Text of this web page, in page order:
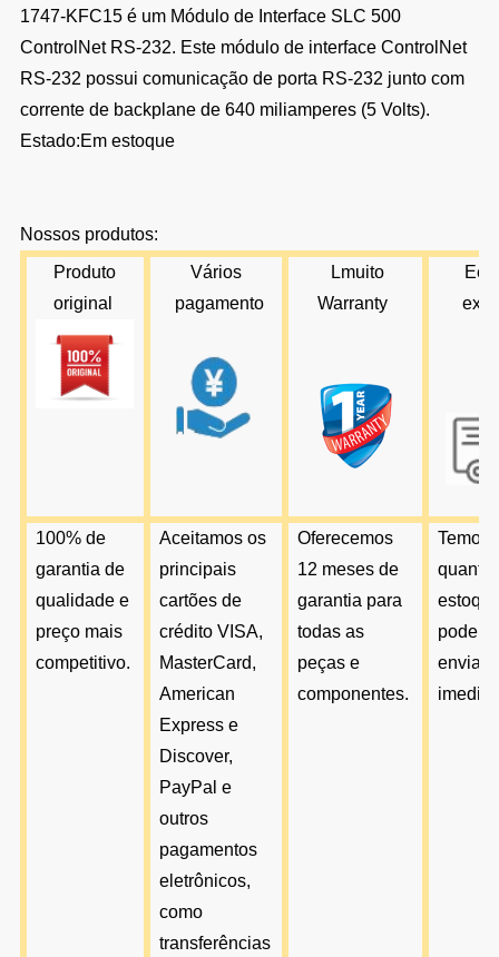
1747-KFC15 é um Módulo de Interface SLC 500
ControlNet RS-232. Este módulo de interface ControlNet
RS-232 possui comunicação de porta RS-232 junto com
corrente de backplane de 640 miliamperes (5 Volts).
Estado:Em estoque
Nossos produtos:
Produto
original
Vários
pagamento
Lmuito
Warranty
E
100% de
garantia de
qualidade e
preço mais
competitivo.
Aceitamos os
principais
cartões de
crédito VISA,
MasterCard,
American
Express e
Discover,
PayPal e
outros
pagamentos
eletrônicos,
como
transferências
Oferecemos
12 meses de
garantia para
todas as
peças e
componentes.
Temos
enviar